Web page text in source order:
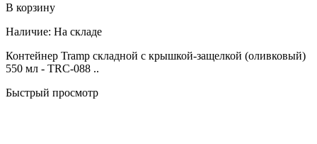
В корзину
Наличие: На складе
Контейнер Tramp складной с крышкой-защелкой (оливковый)
550 мл - TRC-088 ..
Быстрый просмотр